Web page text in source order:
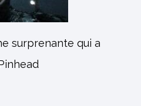
surprenante qui a